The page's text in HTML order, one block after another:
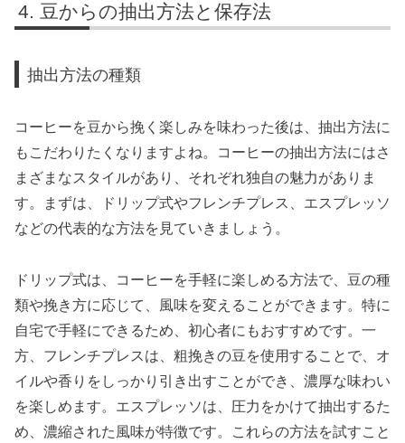
豆からの抽出方法と保存法
抽出方法の種類
コーヒーを豆から挽く楽しみを味わった後は、抽出方法に
もこだわりたくなりますよね。コーヒーの抽出方法にはさ
まざまなスタイルがあり、それぞれ独自の魅力がありま
す。まずは、ドリップ式やフレンチプレス、エスプレッソ
などの代表的な方法を見ていきましょう。
ドリップ式は、コーヒーを手軽に楽しめる方法で、豆の種
類や挽き方に応じて、風味を変えることができます。特に
自宅で手軽にできるため、初心者にもおすすめです。一
方、フレンチプレスは、粗挽きの豆を使用することで、オ
イルや香りをしっかり引き出すことができ、濃厚な味わい
を楽しめます。エスプレッソは、圧力をかけて抽出するた
め、濃縮された風味が特徴です。これらの方法を試すこと